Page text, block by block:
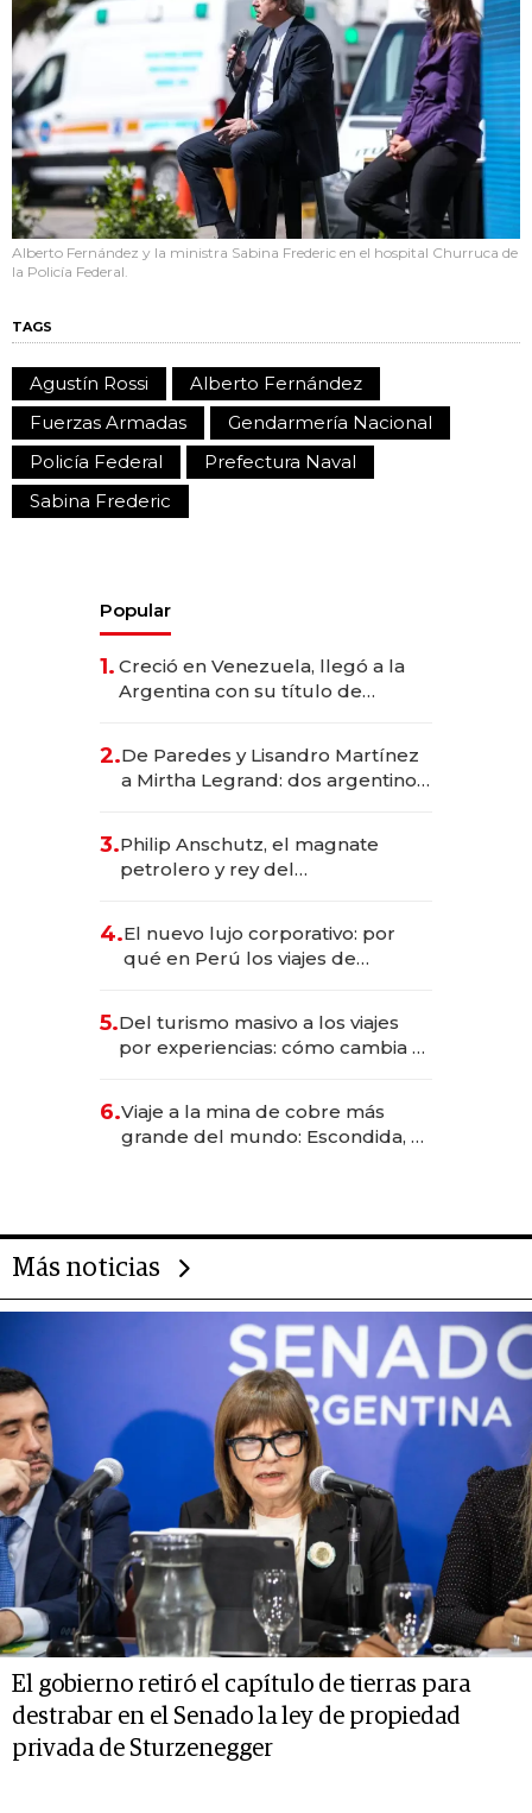
Alberto Fernández y la ministra Sabina Frederic en el hospital Churruca de
la Policía Federal.
TAGS
Agustín Rossi
Alberto Fernández
Fuerzas Armadas
Gendarmería Nacional
Policía Federal
Prefectura Naval
Sabina Frederic
Popular
1. Creció en Venezuela, llegó a la
Argentina con su título de
las marcas "fast premium"
2.De Paredes y Lisandro Martínez
a Mirtha Legrand: dos argentinos
3.Philip Anschutz, el magnate
petrolero y rey del
Fénix
4.El nuevo lujo corporativo: por
qué en Perú los viajes de
transformadoras
5.Del turismo masivo a los viajes
por experiencias: cómo cambia el
6.Viaje a la mina de cobre más
grande del mundo: Escondida, el
Más noticias
El gobierno retiró el capítulo de tierras para
destrabar en el Senado la ley de propiedad
privada de Sturzenegger